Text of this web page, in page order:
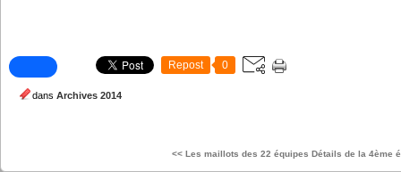
Repost 0
dans Archives 2014
<< Les maillots des 22 équipes Détails de la 4ème